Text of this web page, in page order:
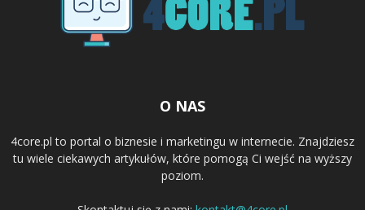
O NAS
4core.pl to portal o biznesie i marketingu w internecie. Znajdziesz
tu wiele ciekawych artykułów, które pomogą Ci wejść na wyższy
poziom.